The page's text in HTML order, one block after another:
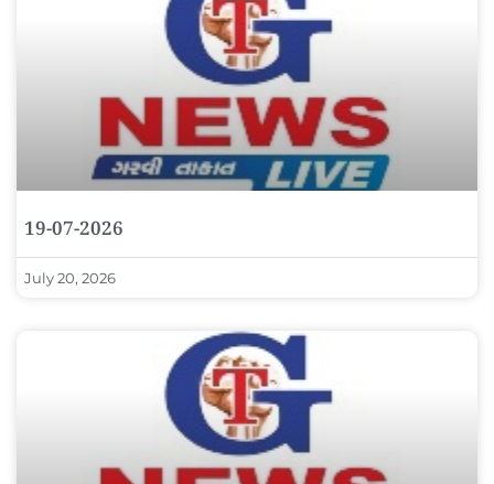
19-07-2026
July 20, 2026